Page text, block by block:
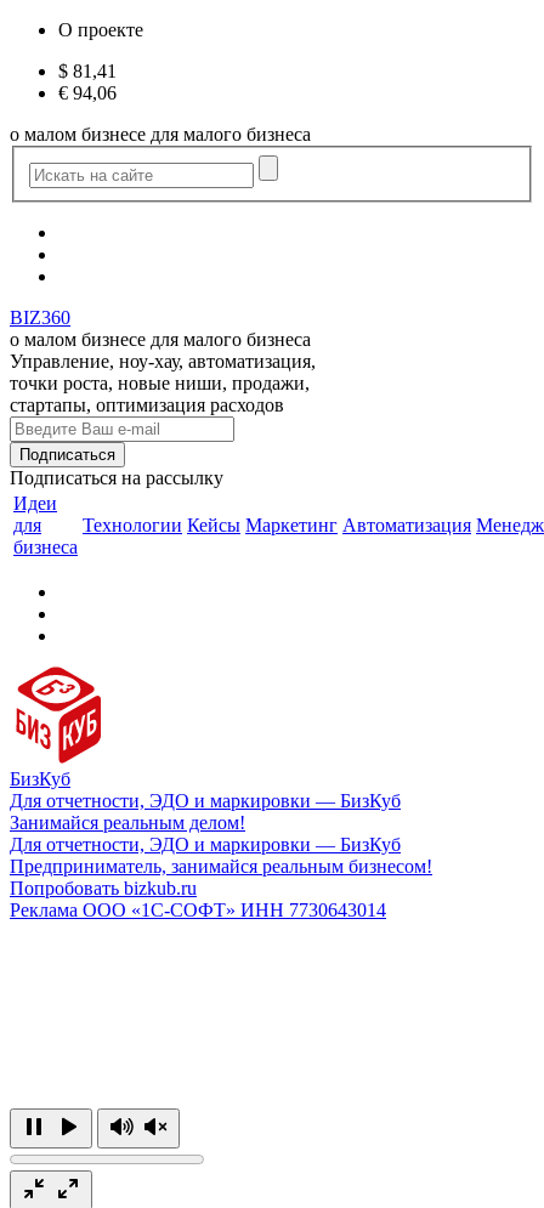
О проекте
$ 81,41
€ 94,06
о малом бизнесе для малого бизнеса
BIZ360
о малом бизнесе для малого бизнеса
Управление, ноу-хау, автоматизация,
точки роста, новые ниши, продажи,
стартапы, оптимизация расходов
Подписаться на рассылку
Идеи
для
бизнеса
Технологии Кейсы Маркетинг Автоматизация
БизКуб
Для отчетности, ЭДО и маркировки — БизКуб
Занимайся реальным делом!
Для отчетности, ЭДО и маркировки — БизКуб
Предприниматель, занимайся реальным бизнесом!
Попробовать bizkub.ru
Реклама ООО «1С-СОФТ» ИНН 7730643014